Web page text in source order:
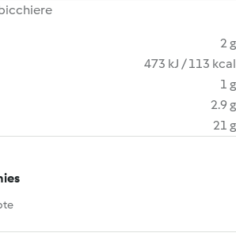
2 g
473 kJ / 113 kcal
1 g
2.9 g
21 g